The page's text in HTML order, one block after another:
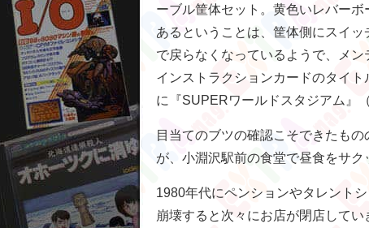
ーブル筐体セット。黄色いレバー
あるということは、筐体側にスイ
で戻らなくなっているようで、メン
インストラクションカードのタイ
に『SUPERワールドスタジアム』
目当てのブツの確認こそできたも
が、小淵沢駅前の食堂で昼食をサ
1980年代にペンションやタレント
崩壊すると次々にお店が閉店して